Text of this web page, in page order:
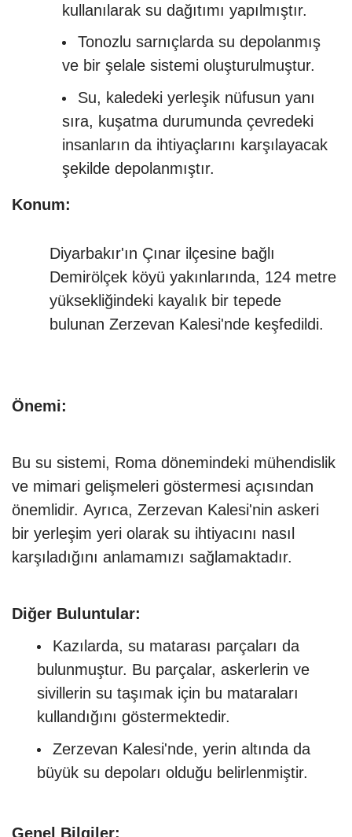
kullanılarak su dağıtımı yapılmıştır.
Tonozlu sarnıçlarda su depolanmış
ve bir şelale sistemi oluşturulmuştur.
Su, kaledeki yerleşik nüfusun yanı
sıra, kuşatma durumunda çevredeki
insanların da ihtiyaçlarını karşılayacak
şekilde depolanmıştır.
Konum:
Diyarbakır'ın Çınar ilçesine bağlı
Demirölçek köyü yakınlarında, 124 metre
yüksekliğindeki kayalık bir tepede
bulunan Zerzevan Kalesi'nde keşfedildi.
Önemi:
Bu su sistemi, Roma dönemindeki mühendislik
ve mimari gelişmeleri göstermesi açısından
önemlidir. Ayrıca, Zerzevan Kalesi'nin askeri
bir yerleşim yeri olarak su ihtiyacını nasıl
karşıladığını anlamamızı sağlamaktadır.
Diğer Buluntular:
Kazılarda, su matarası parçaları da
bulunmuştur. Bu parçalar, askerlerin ve
sivillerin su taşımak için bu mataraları
kullandığını göstermektedir.
Zerzevan Kalesi'nde, yerin altında da
büyük su depoları olduğu belirlenmiştir.
Genel Bilgiler: